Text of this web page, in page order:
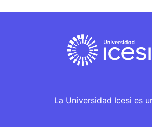
La Universidad Icesi es